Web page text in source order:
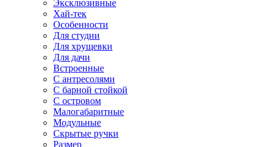
Эксклюзивные
Хай-тек
Особенности
Для студии
Для хрущевки
Для дачи
Встроенные
С антресолями
С барной стойкой
С островом
Малогабаритные
Модульные
Скрытые ручки
Размер